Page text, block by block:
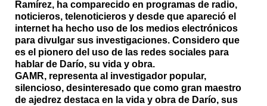
Ramírez, ha comparecido en programas de radio,
noticieros, telenoticieros y desde que apareció el
internet ha hecho uso de los medios electrónicos
para divulgar sus investigaciones. Considero que
es el pionero del uso de las redes sociales para
hablar de Darío, su vida y obra.
GAMR, representa al investigador popular,
silencioso, desinteresado que como gran maestro
de ajedrez destaca en la vida y obra de Darío, sus